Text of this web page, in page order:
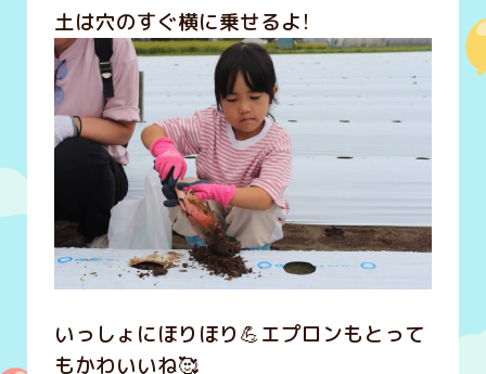
土は穴のすぐ横に乗せるよ！
いっしょにほりほり💪エプロンもとって
もかわいいね🥰